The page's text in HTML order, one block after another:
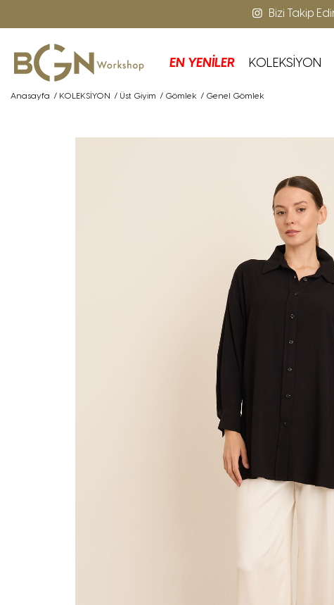
Bizi Takip
EN YENİLER KOLEKSİYON
Anasayfa / KOLEKSİYON / Üst Giyim / Gömlek / Genel Gömlek